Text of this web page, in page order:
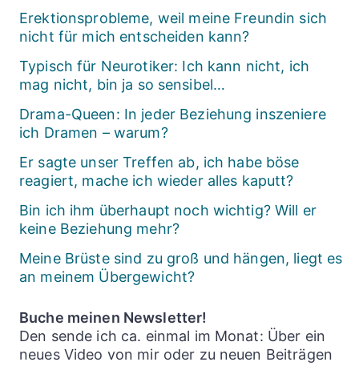
Erektionsprobleme, weil meine Freundin sich
nicht für mich entscheiden kann?
Typisch für Neurotiker: Ich kann nicht, ich
mag nicht, bin ja so sensibel…
Drama-Queen: In jeder Beziehung inszeniere
ich Dramen – warum?
Er sagte unser Treffen ab, ich habe böse
reagiert, mache ich wieder alles kaputt?
Bin ich ihm überhaupt noch wichtig? Will er
keine Beziehung mehr?
Meine Brüste sind zu groß und hängen, liegt es
an meinem Übergewicht?
Buche meinen Newsletter!
Den sende ich ca. einmal im Monat: Über ein
neues Video von mir oder zu neuen Beiträgen